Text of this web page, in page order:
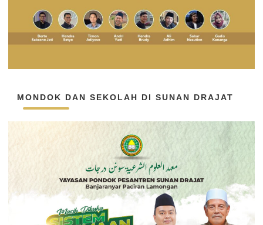
MONDOK DAN SEKOLAH DI SUNAN DRAJAT